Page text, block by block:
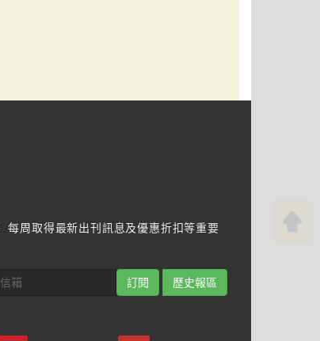
每周取得最新出刊訊息及優惠折扣等重要
訂閱 歷史報區